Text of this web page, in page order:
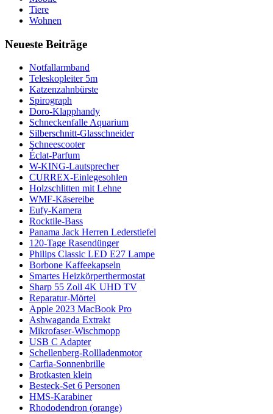
Tiere
Wohnen
Neueste Beiträge
Notfallarmband
Teleskopleiter 5m
Katzenzahnbürste
Spirograph
Doro-Klapphandy
Schneckenfalle Aquarium
Silberschnitt-Glasschneider
Schneescooter
Éclat-Parfum
W-KING-Lautsprecher
CURREX-Einlegesohlen
Holzschlitten mit Lehne
WMF-Käsereibe
Eufy-Kamera
Rocktile-Bass
Panama Jack Herren Lederstiefel
120-Tage Rasendünger
Philips Classic LED E27 Lampe
Borbone Kaffeekapseln
Smartes Heizkörperthermostat
Sharp 55 Zoll 4K UHD TV
Reparatur-Mörtel
Apple 2023 MacBook Pro
Ashwaganda Extrakt
Mikrofaser-Wischmopp
USB C Adapter
Schellenberg-Rollladenmotor
Carfia-Sonnenbrille
Brotkasten klein
Besteck-Set 6 Personen
HMS-Karabiner
Rhododendron (orange)